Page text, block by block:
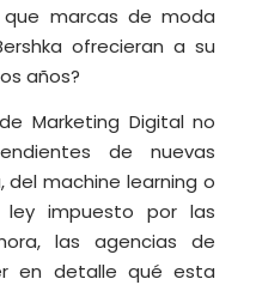
que marcas de moda
ofrecieran a su
años?
Marketing Digital no
de nuevas
del machine learning o
impuesto por las
las agencias de
en detalle qué esta